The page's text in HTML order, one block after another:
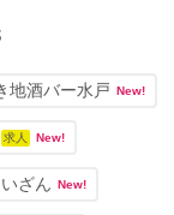
地酒バー水戸 New!
求人 New!
ざん New!